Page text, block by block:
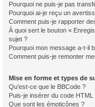
Pourquoi ne puis-je pas
Pourquoi ai-je reçu un
Comment puis-je rapporter
À quoi sert le bouton «
sujet ?
Pourquoi mon message a-t-il
Comment puis-je remonter
Mise en forme et types de
Qu’est-ce que le BBCode ?
Puis-je insérer du code HTML
Que sont les émoticônes ?